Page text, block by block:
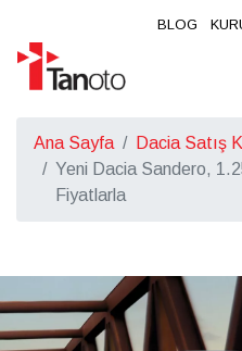
BLOG
Ana Sayfa
Dacia Satış
Yeni Dacia Sandero,
Fiyatlarla